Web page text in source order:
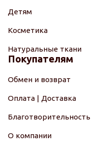
Детям
Косметика
Натуральные ткани
Покупателям
Обмен и возврат
Оплата | Доставка
Благотворительность
О компании